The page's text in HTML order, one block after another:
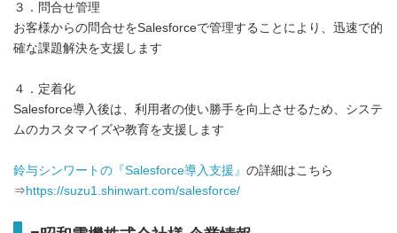
３．問合せ管理
お客様からの問合せをSalesforceで管理することにより、迅速で的
確な課題解決を支援します
４．定着化
Salesforce導入後は、利用者の使い勝手を向上させるため、システ
ムのカスタマイズや教育を支援します
鈴与シンワートの『Salesforce導入支援』 の詳細はこちら
⇒ https://suzu1.shinwart.com/salesforce/